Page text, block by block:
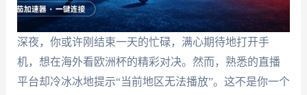
深夜，你或许刚结束一天的忙碌，满心期待地打开手
机，想在海外看欧洲杯的精彩对决。然而，熟悉的直播
平台却冷冰冰地提示“当前地区无法播放”。这不是你一个